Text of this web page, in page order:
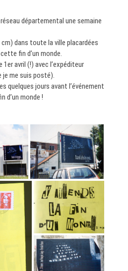
départemental une semaine
cm) dans toute la ville placardées
fin d’un monde.
avril (!) avec l’expéditeur
je me suis posté).
quelques jours avant l’événement
d’un monde !